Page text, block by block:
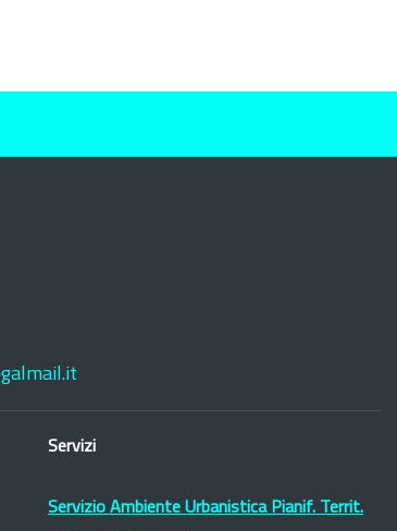
Servizi
Servizio Ambiente Urbanistica Pianif. Territ.